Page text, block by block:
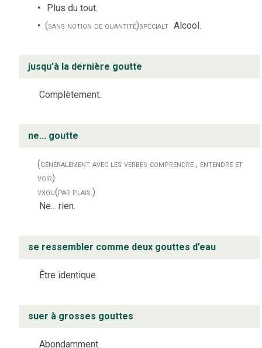
Plus du tout.
(sans notion de quantité)spécialt Alcool.
jusqu’à la dernière goutte
Complètement.
ne... goutte
(généralement avec les verbes comprendre , entendre et
voir)
vxou(par plais.)
Ne... rien.
se ressembler comme deux gouttes d’eau
Être identique.
suer à grosses gouttes
Abondamment.